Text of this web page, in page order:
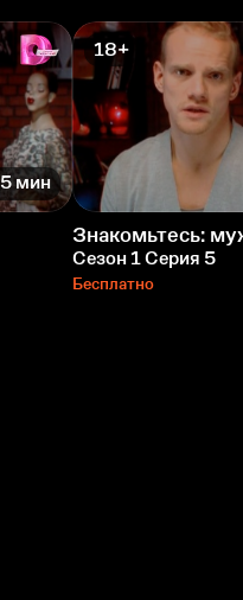
мин
18+
Знакомьтесь:
Сезон 1 Серия 5
Бесплатно